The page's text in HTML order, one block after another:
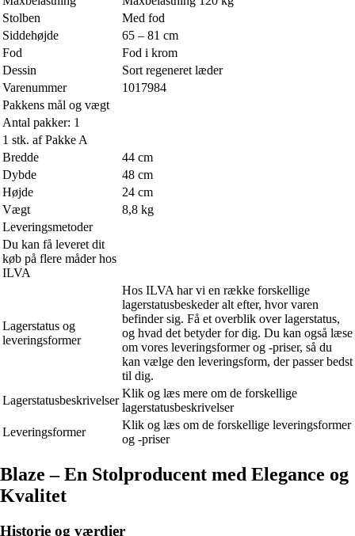
Stolben
Med fod
Siddehøjde
65 – 81 cm
Fod
Fod i krom
Dessin
Sort regeneret læder
Varenummer
1017984
Pakkens mål og vægt
Antal pakker: 1
1 stk. af Pakke A
Bredde
44 cm
Dybde
48 cm
Højde
24 cm
Vægt
8,8 kg
Leveringsmetoder
Du kan få leveret dit
køb på flere måder hos
ILVA
Lagerstatus og
leveringsformer
Hos ILVA har vi en række forskellige
lagerstatusbeskeder alt efter, hvor varen
befinder sig. Få et overblik over lagerstatus,
og hvad det betyder for dig. Du kan også læse
om vores leveringsformer og -priser, så du
kan vælge den leveringsform, der passer bedst
til dig.
Lagerstatusbeskrivelser
Klik og læs mere om de forskellige
lagerstatusbeskrivelser
Leveringsformer
Klik og læs om de forskellige leveringsformer
og -priser
Blaze – En Stolproducent med Elegance og
Kvalitet
Historie og værdier